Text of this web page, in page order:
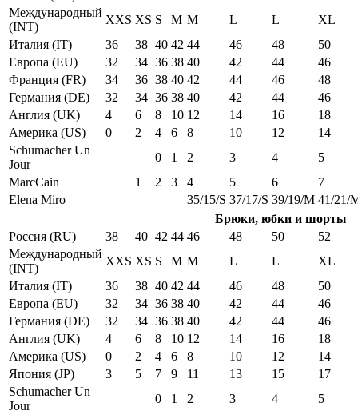
Международный
(INT)
XXS XS S M M L L
XL
Италия (IT)
36 38 40 42 44 46 48
50
Европа (EU)
32 34 36 38 40 42 44
46
Франция (FR)
34 36 38 40 42 44 46
48
Германия (DE)
32 34 36 38 40 42 44
46
Англия (UK)
4 6 8 10 12 14 16
18
Америка (US)
0 2 4 6 8 10 12
14
Schumacher Un
Jour
0 1 2 3 4
5
MarcCain
1 2 3 4 5 6
7
Elena Miro
35/15/S 37/17/S 39/19/M 41/21/
Брюки, юбки и шорты
Россия (RU)
38 40 42 44 46 48 50
52
Международный
(INT)
XXS XS S M M L L
XL
Италия (IT)
36 38 40 42 44 46 48
50
Европа (EU)
32 34 36 38 40 42 44
46
Германия (DE)
32 34 36 38 40 42 44
46
Англия (UK)
4 6 8 10 12 14 16
18
Америка (US)
0 2 4 6 8 10 12
14
Япония (JP)
3 5 7 9 11 13 15
17
Schumacher Un
Jour
0 1 2 3 4
5